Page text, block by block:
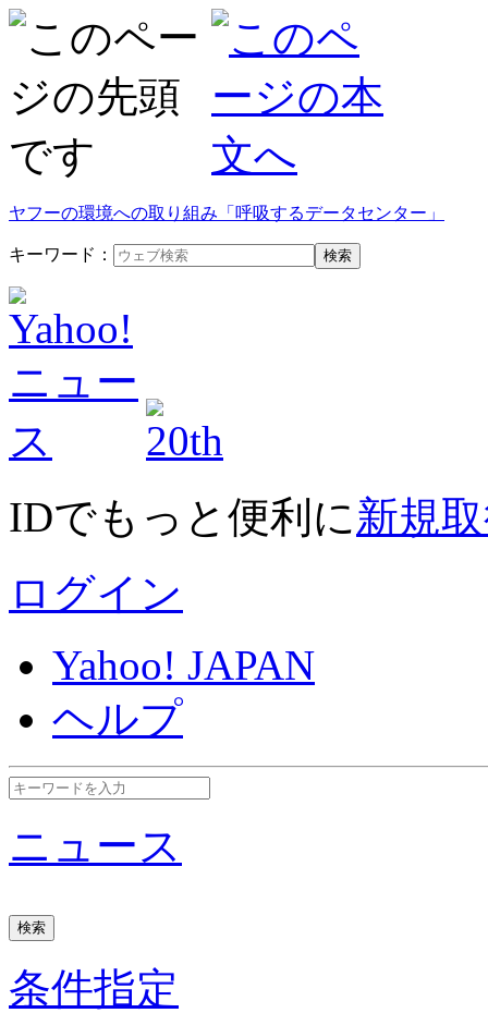
ヤフーの環境への取り組み「呼吸するデータセンター」
キーワード： 検索
IDでもっと便利に新規
ログイン
Yahoo! JAPAN
ヘルプ
ニュース
条件指定